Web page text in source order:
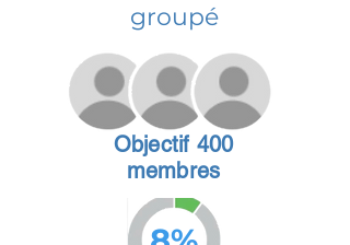
groupé
Objectif 400
membres